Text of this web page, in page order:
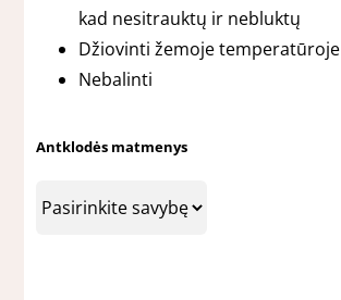
kad nesitrauktų ir nebluktų
Džiovinti žemoje temperatūroje
Nebalinti
Antklodės matmenys